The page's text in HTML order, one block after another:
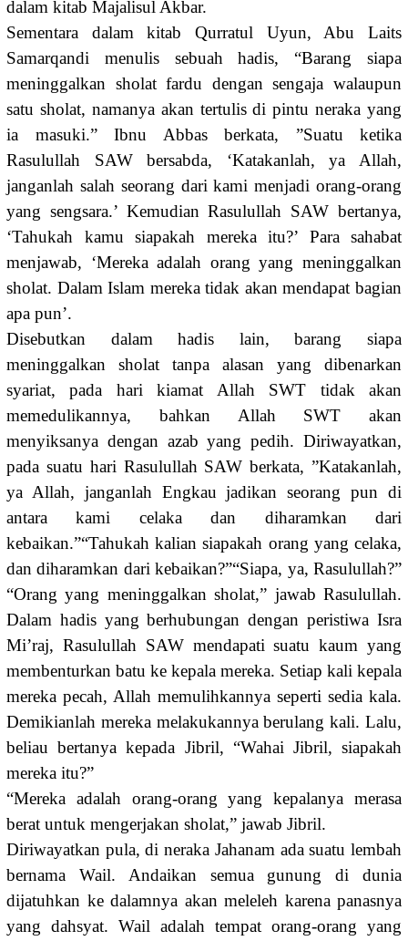
dalam kitab Majalisul Akbar.
Sementara dalam kitab Qurratul Uyun, Abu Laits
Samarqandi menulis sebuah hadis, “Barang siapa
meninggalkan sholat fardu dengan sengaja walaupun
satu sholat, namanya akan tertulis di pintu neraka yang
ia masuki.” Ibnu Abbas berkata, ”Suatu ketika
Rasulullah SAW bersabda, ‘Katakanlah, ya Allah,
janganlah salah seorang dari kami menjadi orang-orang
yang sengsara.’ Kemudian Rasulullah SAW bertanya,
‘Tahukah kamu siapakah mereka itu?’ Para sahabat
menjawab, ‘Mereka adalah orang yang meninggalkan
sholat. Dalam Islam mereka tidak akan mendapat bagian
apa pun’.
Disebutkan dalam hadis lain, barang siapa
meninggalkan sholat tanpa alasan yang dibenarkan
syariat, pada hari kiamat Allah SWT tidak akan
memedulikannya, bahkan Allah SWT akan
menyiksanya dengan azab yang pedih. Diriwayatkan,
pada suatu hari Rasulullah SAW berkata, ”Katakanlah,
ya Allah, janganlah Engkau jadikan seorang pun di
antara kami celaka dan diharamkan dari
kebaikan.”“Tahukah kalian siapakah orang yang celaka,
dan diharamkan dari kebaikan?”“Siapa, ya, Rasulullah?”
“Orang yang meninggalkan sholat,” jawab Rasulullah.
Dalam hadis yang berhubungan dengan peristiwa Isra
Mi’raj, Rasulullah SAW mendapati suatu kaum yang
membenturkan batu ke kepala mereka. Setiap kali kepala
mereka pecah, Allah memulihkannya seperti sedia kala.
Demikianlah mereka melakukannya berulang kali. Lalu,
beliau bertanya kepada Jibril, “Wahai Jibril, siapakah
mereka itu?”
“Mereka adalah orang-orang yang kepalanya merasa
berat untuk mengerjakan sholat,” jawab Jibril.
Diriwayatkan pula, di neraka Jahanam ada suatu lembah
bernama Wail. Andaikan semua gunung di dunia
dijatuhkan ke dalamnya akan meleleh karena panasnya
yang dahsyat. Wail adalah tempat orang-orang yang